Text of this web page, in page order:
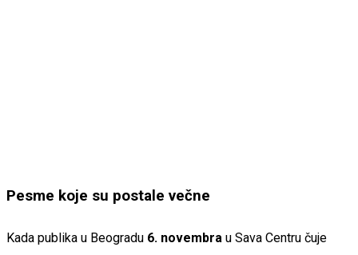
Pesme koje su postale večne
Kada publika u Beogradu 6. novembra u Sava Centru čuje